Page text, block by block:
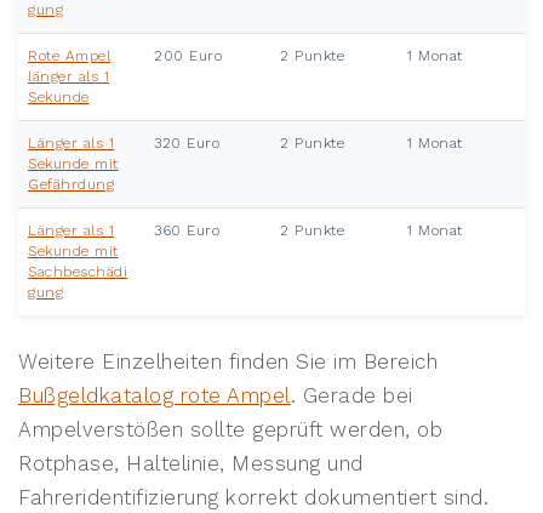
gung
Rote Ampel
länger als 1
Sekunde
200 Euro 2 Punkte 1 Monat
Länger als 1
Sekunde mit
Gefährdung
320 Euro 2 Punkte 1 Monat
Länger als 1
Sekunde mit
Sachbeschädi
gung
360 Euro 2 Punkte 1 Monat
Weitere Einzelheiten finden Sie im Bereich
Bußgeldkatalog rote Ampel. Gerade bei
Ampelverstößen sollte geprüft werden, ob
Rotphase, Haltelinie, Messung und
Fahreridentifizierung korrekt dokumentiert sind.